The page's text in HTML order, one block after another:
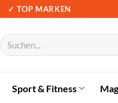
✓ TOP MARKEN
Suchen
nach:
Sport & Fitness